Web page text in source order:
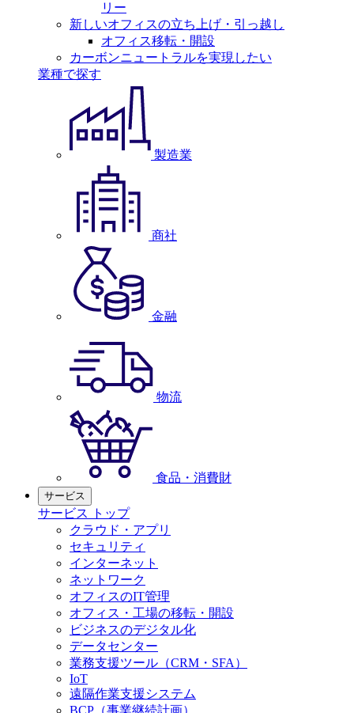
リー
新しいオフィスの立ち上げ・引っ越し
オフィス移転・開設
カーボンニュートラルを実現したい
業種で探す
製造業
商社
金融
物流
食品・消費財
サービス
サービス トップ
クラウド・アプリ
セキュリティ
インターネット
ネットワーク
オフィスのIT管理
オフィス・工場の移転・開設
ビジネスのデジタル化
データセンター
業務支援ツール（CRM・SFA）
IoT
遠隔作業支援システム
BCP（事業継続計画）